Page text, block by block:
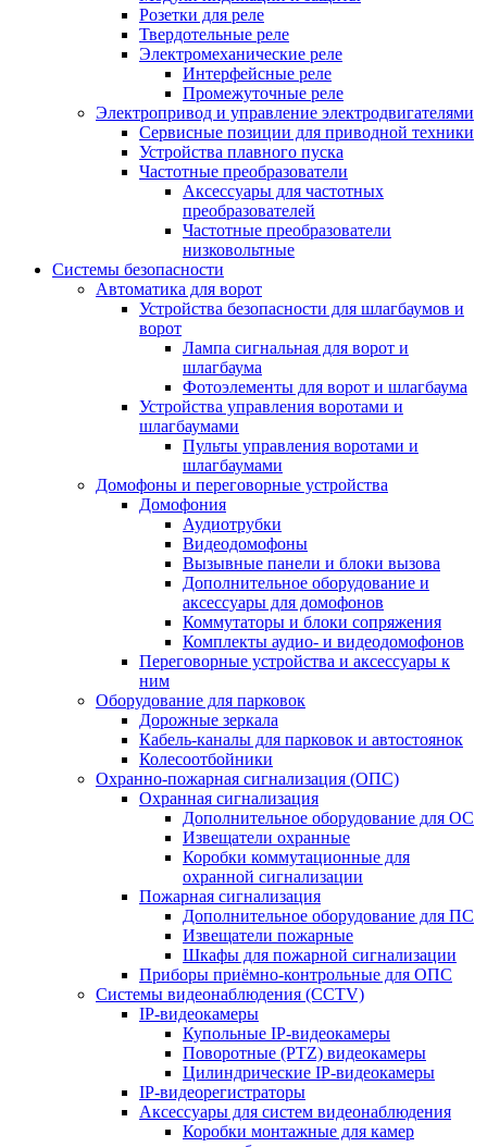
Розетки для реле
Твердотельные реле
Электромеханические реле
Интерфейсные реле
Промежуточные реле
Электропривод и управление электродвигателями
Сервисные позиции для приводной техники
Устройства плавного пуска
Частотные преобразователи
Аксессуары для частотных
преобразователей
Частотные преобразователи
низковольтные
Системы безопасности
Автоматика для ворот
Устройства безопасности для шлагбаумов и
ворот
Лампа сигнальная для ворот и
шлагбаума
Фотоэлементы для ворот и шлагбаума
Устройства управления воротами и
шлагбаумами
Пульты управления воротами и
шлагбаумами
Домофоны и переговорные устройства
Домофония
Аудиотрубки
Видеодомофоны
Вызывные панели и блоки вызова
Дополнительное оборудование и
аксессуары для домофонов
Коммутаторы и блоки сопряжения
Комплекты аудио- и видеодомофонов
Переговорные устройства и аксессуары к
ним
Оборудование для парковок
Дорожные зеркала
Кабель-каналы для парковок и автостоянок
Колесоотбойники
Охранно-пожарная сигнализация (ОПС)
Охранная сигнализация
Дополнительное оборудование для ОС
Извещатели охранные
Коробки коммутационные для
охранной сигнализации
Пожарная сигнализация
Дополнительное оборудование для ПС
Извещатели пожарные
Шкафы для пожарной сигнализации
Приборы приёмно-контрольные для ОПС
Системы видеонаблюдения (CCTV)
IP-видеокамеры
Купольные IP-видеокамеры
Поворотные (PTZ) видеокамеры
Цилиндрические IP-видеокамеры
IP-видеорегистраторы
Аксессуары для систем видеонаблюдения
Коробки монтажные для камер